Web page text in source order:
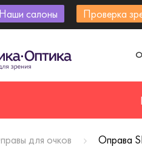
Наши салоны Проверка
для очков Оправа